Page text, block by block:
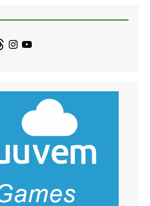
Instagram
YouTube